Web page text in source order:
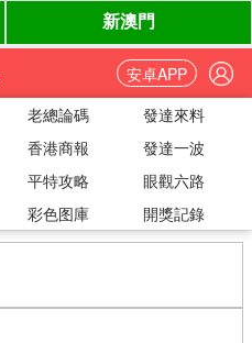
安卓APP
老總論碼
發達來料
香港商報
發達一波
平特攻略
眼觀六路
彩色图庫 開獎記錄